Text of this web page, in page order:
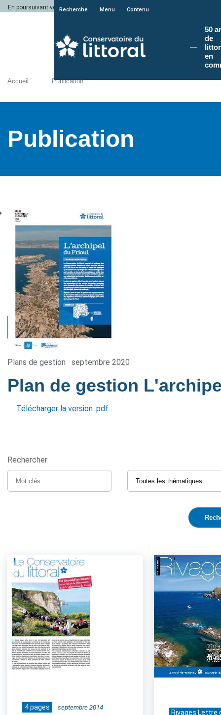
En poursuivant votre navigation sur le site du Conservatoire du littoral, vous
Recherche Menu Contenu
50
de
en
Accueil Publication
Publication
Plans de gestion septembre 2020
Plan de gestion
Télécharger la version .pdf
Rechercher
4 pages septembre 2014
Rivages Lettre